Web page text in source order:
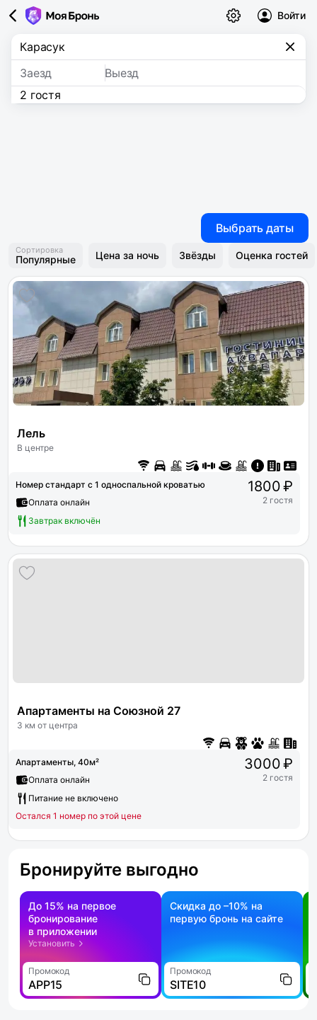
Заезд
Выезд
2 гостя
Войти
Выбрать даты
Сортировка
Популярные Цена за ночь Звёзды Оценка гостей
Лель
В центре
Номер стандарт с 1 односпальной кроватью
Оплата онлайн
Завтрак включён
1800 ₽
2 гостя
Апартаменты на Союзной 27
3 км от центра
Апартаменты, 40м²
Оплата онлайн
Питание не включено
Остался 1 номер по этой цене
3000 ₽
2 гостя
Бронируйте выгодно
До 15% на первое
бронирование
в приложении
Установить
Промокод
APP15
Скидка до –10% на
первую бронь на сайте
Промокод
SITE10